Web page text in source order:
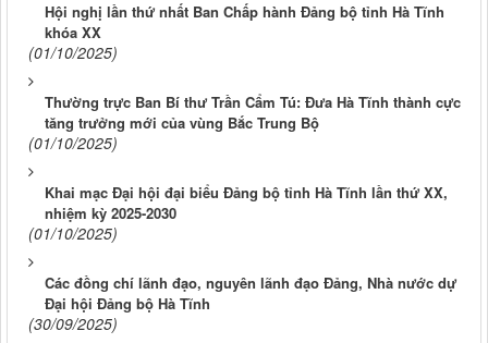
Hội nghị lần thứ nhất Ban Chấp hành Đảng bộ tỉnh Hà Tĩnh
khóa XX
(01/10/2025)
Thường trực Ban Bí thư Trần Cẩm Tú: Đưa Hà Tĩnh thành cực
tăng trưởng mới của vùng Bắc Trung Bộ
(01/10/2025)
Khai mạc Đại hội đại biểu Đảng bộ tỉnh Hà Tĩnh lần thứ XX,
nhiệm kỳ 2025-2030
(01/10/2025)
Các đồng chí lãnh đạo, nguyên lãnh đạo Đảng, Nhà nước dự
Đại hội Đảng bộ Hà Tĩnh
(30/09/2025)